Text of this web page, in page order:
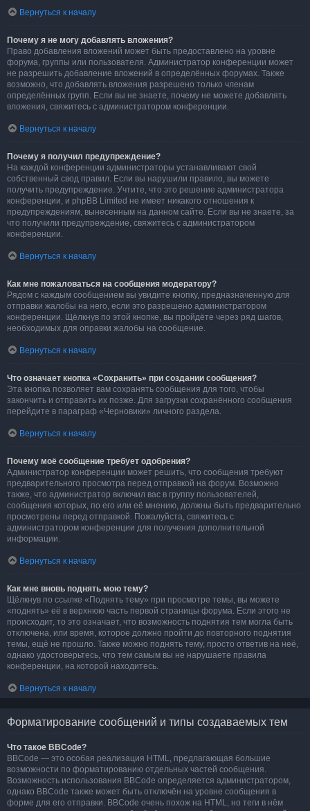
Вернуться к началу
Почему я не могу добавлять вложения?
Право добавления вложений может быть предоставлено на уровне
форума, группы или пользователя. Администратор конференции может
не разрешить добавление вложений в определённых форумах. Также
возможно, что добавлять вложения разрешено только членам
определённых групп. Если вы не знаете, почему не можете добавлять
вложения, свяжитесь с администратором конференции.
Вернуться к началу
Почему я получил предупреждение?
На каждой конференции администраторы устанавливают свой
собственный свод правил. Если вы нарушили правило, вы можете
получить предупреждение. Учтите, что это решение администратора
конференции, и phpBB Limited не имеет никакого отношения к
предупреждениям, вынесенным на данном сайте. Если вы не знаете, за
что получили предупреждение, свяжитесь с администратором
конференции.
Вернуться к началу
Как мне пожаловаться на сообщения модератору?
Рядом с каждым сообщением вы увидите кнопку, предназначенную для
отправки жалобы на него, если это разрешено администратором
конференции. Щёлкнув по этой кнопке, вы пройдёте через ряд шагов,
необходимых для оправки жалобы на сообщение.
Вернуться к началу
Что означает кнопка «Сохранить» при создании сообщения?
Эта кнопка позволяет вам сохранять сообщения для того, чтобы
закончить и отправить их позже. Для загрузки сохранённого сообщения
перейдите в параграф «Черновики» личного раздела.
Вернуться к началу
Почему моё сообщение требует одобрения?
Администратор конференции может решить, что сообщения требуют
предварительного просмотра перед отправкой на форум. Возможно
также, что администратор включил вас в группу пользователей,
сообщения которых, по его или её мнению, должны быть предварительно
просмотрены перед отправкой. Пожалуйста, свяжитесь с
администратором конференции для получения дополнительной
информации.
Вернуться к началу
Как мне вновь поднять мою тему?
Щёлкнув по ссылке «Поднять тему» при просмотре темы, вы можете
«поднять» её в верхнюю часть первой страницы форума. Если этого не
происходит, то это означает, что возможность поднятия тем могла быть
отключена, или время, которое должно пройти до повторного поднятия
темы, ещё не прошло. Также можно поднять тему, просто ответив на неё,
однако удостоверьтесь, что тем самым вы не нарушаете правила
конференции, на которой находитесь.
Вернуться к началу
Форматирование сообщений и типы создаваемых тем
Что такое BBCode?
BBCode — это особая реализация HTML, предлагающая большие
возможности по форматированию отдельных частей сообщения.
Возможность использования BBCode определяется администратором,
однако BBCode также может быть отключён на уровне сообщения в
форме для его отправки. BBCode очень похож на HTML, но теги в нём